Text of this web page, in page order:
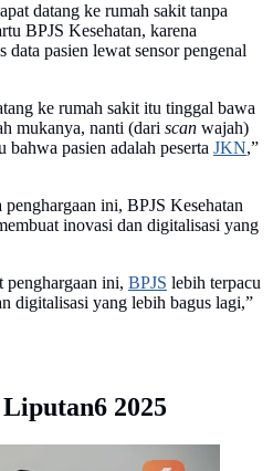
datang ke rumah sakit tanpa
BPJS Kesehatan, karena
pasien lewat sensor pengenal
ke rumah sakit itu tinggal bawa
mukanya, nanti (dari scan wajah)
bahwa pasien adalah peserta JKN,”
ini, BPJS Kesehatan
inovasi dan digitalisasi yang
penghargaan ini, BPJS lebih terpacu
digitalisasi yang lebih bagus lagi,”
2025
Ghufron Mukti (jas hitam)